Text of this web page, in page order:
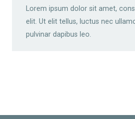
Lorem ipsum dolor sit amet,
elit. Ut elit tellus, luctus nec
pulvinar dapibus leo.